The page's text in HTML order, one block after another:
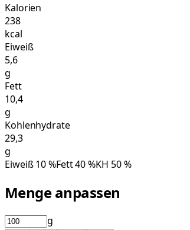
Kalorien
238
kcal
Eiweiß
5,6
g
Fett
10,4
g
Kohlenhydrate
29,3
g
Eiweiß10%Fett40%KH 50%
Menge anpassen
g